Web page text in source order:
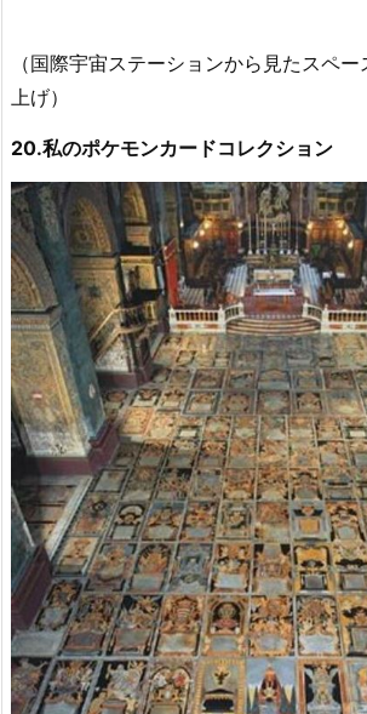
（国際宇宙ステーションから見たスペ
上げ）
20.私のポケモンカードコレクション